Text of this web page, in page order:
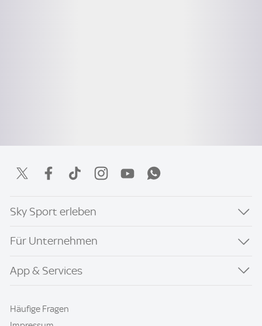
Sky Sport erleben
Für Unternehmen
App & Services
Häufige Fragen